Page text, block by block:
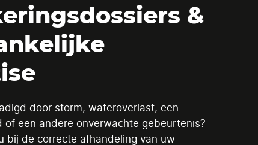
&
door storm, wateroverlast, een
of een andere onverwachte gebeurtenis?
bij de correcte afhandeling van uw